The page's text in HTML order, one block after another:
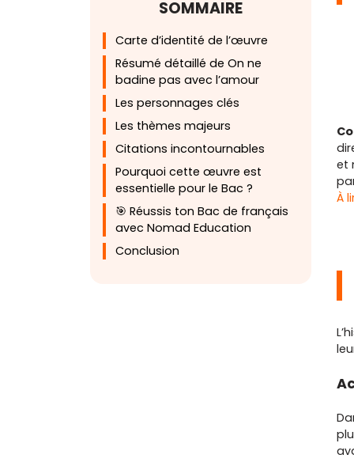
SOMMAIRE
Carte d’identité de l’œuvre
Résumé détaillé de On ne
badine pas avec l’amour
Les personnages clés
Les thèmes majeurs
Citations incontournables
Pourquoi cette œuvre est
essentielle pour le Bac ?
🎯 Réussis ton Bac de français
avec Nomad Education
Conclusion
et
À